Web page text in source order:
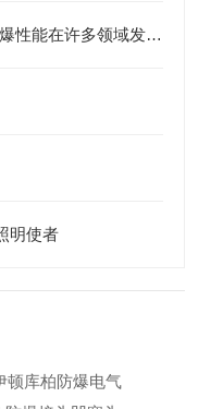
CHICO 防爆粉纤维胶泥其出色的防爆性能在许多领域发挥着重要的作用
明使者
顿库柏防爆电气